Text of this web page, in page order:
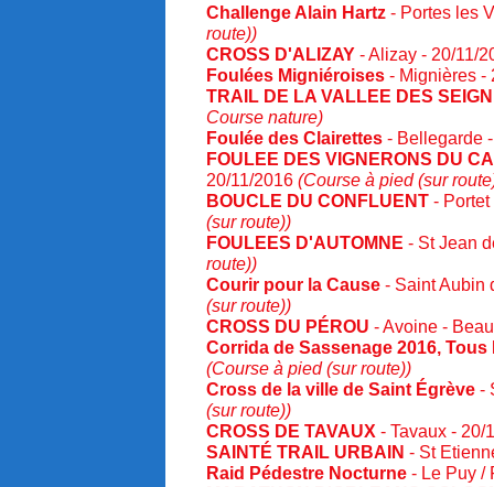
Challenge Alain Hartz - Portes les
route))
CROSS D'ALIZAY - Alizay - 20/11/
Foulées Migniéroises - Mignières -
TRAIL DE LA VALLEE DES
Course nature)
Foulée des Clairettes - Bellegarde
FOULEE DES VIGNERONS DU
20/11/2016 (Course à pied (sur
BOUCLE DU CONFLUENT -
(sur route))
FOULEES D'AUTOMNE - St Jean
route))
Courir pour la Cause - Saint Aubin
(sur route))
CROSS DU PÉROU - Avoine -
Corrida de Sassenage 2016, Tous
(Course à pied (sur route))
Cross de la ville de Saint Égrève -
(sur route))
CROSS DE TAVAUX - Tavaux - 20/
SAINTÉ TRAIL URBAIN - St
Raid Pédestre Nocturne - Le Puy /